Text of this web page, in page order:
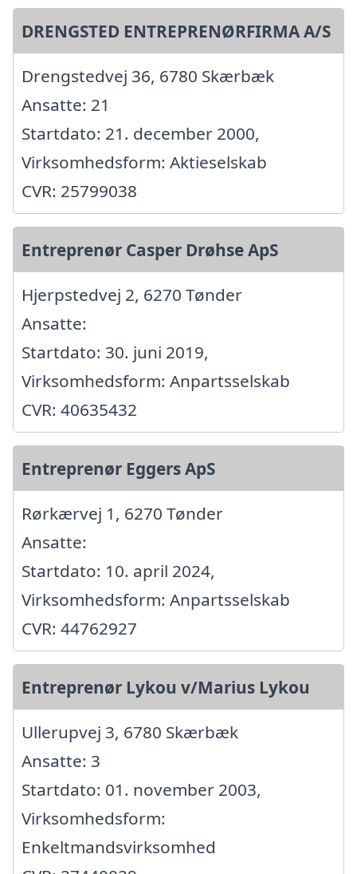
DRENGSTED ENTREPRENØRFIRMA A/S
Drengstedvej 36, 6780 Skærbæk
Ansatte: 21
Startdato: 21. december 2000,
Virksomhedsform: Aktieselskab
CVR: 25799038
Entreprenør Casper Drøhse ApS
Hjerpstedvej 2, 6270 Tønder
Ansatte:
Startdato: 30. juni 2019,
Virksomhedsform: Anpartsselskab
CVR: 40635432
Entreprenør Eggers ApS
Rørkærvej 1, 6270 Tønder
Ansatte:
Startdato: 10. april 2024,
Virksomhedsform: Anpartsselskab
CVR: 44762927
Entreprenør Lykou v/Marius Lykou
Ullerupvej 3, 6780 Skærbæk
Ansatte: 3
Startdato: 01. november 2003,
Virksomhedsform:
Enkeltmandsvirksomhed